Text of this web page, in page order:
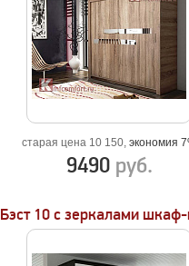
старая цена 10 150, экономия
9490 руб.
Бэст 10 с зеркалами